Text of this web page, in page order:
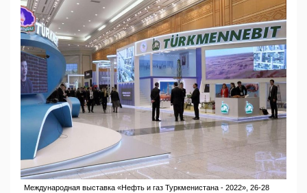
Международная выставка «Нефть и газ Туркменистана - 2022», 26-28